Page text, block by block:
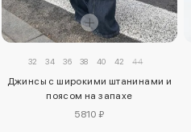
32 34 36 38 40 42 44
Джинсы с широкими штанинами и
поясом на запахе
5810 ₽